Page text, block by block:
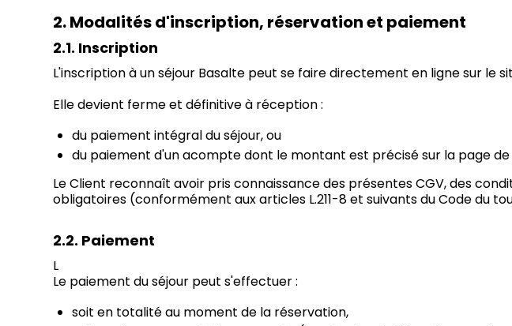
2. Modalités d'inscription, réservation et paiement
2.1. Inscription
L'inscription à un séjour Basalte peut se faire directement en ligne sur le
Elle devient ferme et définitive à réception :
du paiement intégral du séjour, ou
du paiement d'un acompte dont le montant est précisé sur la page
Le Client reconnaît avoir pris connaissance des présentes CGV, des
obligatoires (conformément aux articles L.211-8 et suivants du Code du
2.2. Paiement
L
Le paiement du séjour peut s'effectuer :
soit en totalité au moment de la réservation,